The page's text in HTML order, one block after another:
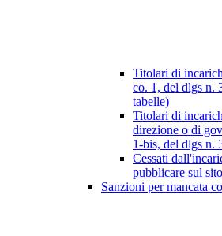
Titolari di
co. 1, del dlgs n.
tabelle)
Titolari di
direzione o di
1-bis, del dlgs n.
Cessati
pubblicare sul
Sanzioni per mancata